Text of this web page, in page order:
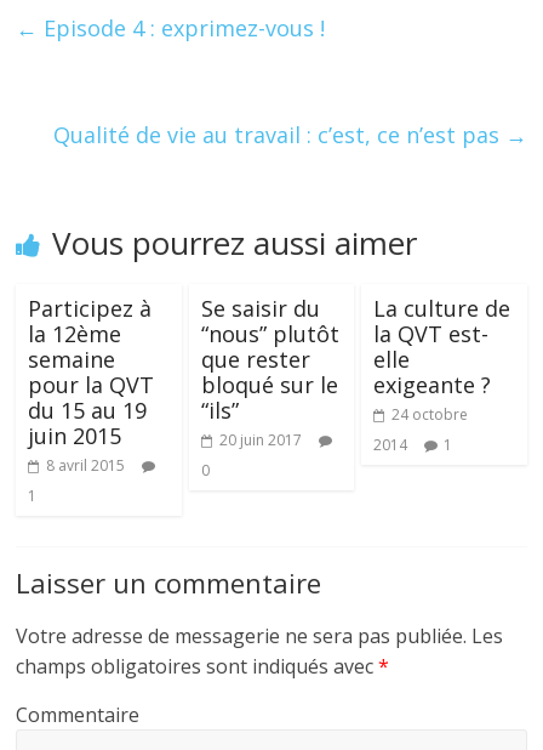
b
k
er e e g
← Episode 4 : exprimez-vous !
Qualité de vie au travail : c’est, ce n’est pas →
Vous pourrez aussi aimer
Participez à
la 12ème
semaine
pour la QVT
du 15 au 19
juin 2015
8 avril 2015
1
Se saisir du
“nous” plutôt
que rester
bloqué sur le
“ils”
20 juin 2017
0
La culture de
la QVT est-
elle
exigeante ?
24 octobre
2014
1
Laisser un commentaire
Votre adresse de messagerie ne sera pas publiée. Les
champs obligatoires sont indiqués avec*
Commentaire